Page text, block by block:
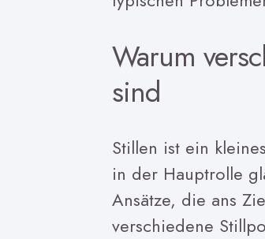
Warum
sind
Stillen ist ein
in der Hauptrolle
Ansätze, die ans
verschiedene